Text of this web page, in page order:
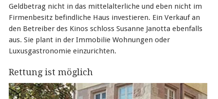
Geldbetrag nicht in das mittelalterliche und eben nicht im
Firmenbesitz befindliche Haus investieren. Ein Verkauf an
den Betreiber des Kinos schloss Susanne Janotta ebenfalls
aus. Sie plant in der Immobilie Wohnungen oder
Luxusgastronomie einzurichten.
Rettung ist möglich